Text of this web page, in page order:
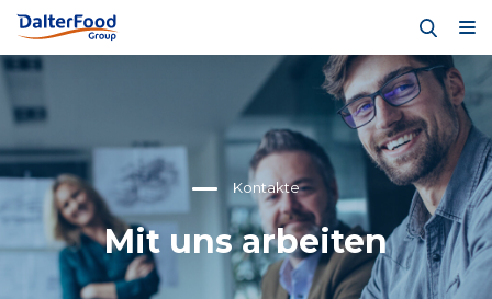
Mit uns arbeiten
Kontakte